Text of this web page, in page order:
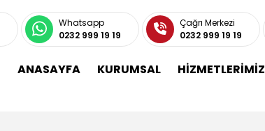
Whatsapp
0232 999 19 19
Çağrı Merkezi
0232 999 19 19
ANASAYFA KURUMSAL HİZMETLERİMİZ